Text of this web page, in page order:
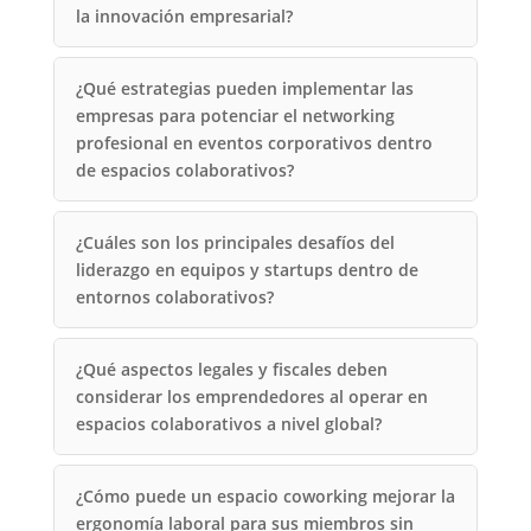
la innovación empresarial?
¿Qué estrategias pueden implementar las
empresas para potenciar el networking
profesional en eventos corporativos dentro
de espacios colaborativos?
¿Cuáles son los principales desafíos del
liderazgo en equipos y startups dentro de
entornos colaborativos?
¿Qué aspectos legales y fiscales deben
considerar los emprendedores al operar en
espacios colaborativos a nivel global?
¿Cómo puede un espacio coworking mejorar la
ergonomía laboral para sus miembros sin